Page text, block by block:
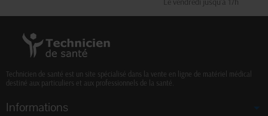
Technicien de santé est un site spécialisé dans la vente en ligne de matériel médical
destiné aux particuliers et aux professionnels de la santé.
Informations